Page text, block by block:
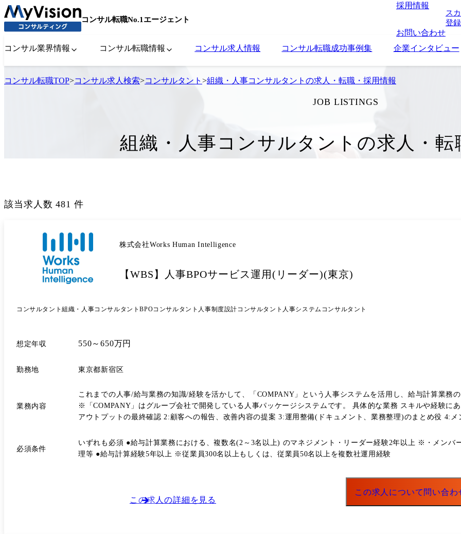
コンサル転職No.1エージェント
採用情報
お問い合わせ
ス
登
コンサル業界情報 コンサル転職情報 コンサル求人情報 コンサル転職成功事例集 企業インタビュー
コンサル転職TOP>コンサル求人検索>コンサルタント >組織・人事コンサルタントの求人・転職・採用情報
JOB LISTINGS
組織・人事コンサルタントの求人・転
該当求人数 481 件
株式会社Works Human Intelligence
【WBS】人事BPOサービス運用(リーダー)(東京)
コンサルタント組織・人事コンサルタントBPOコンサルタント 人事制度設計コンサルタント 人事システムコンサルタント
想定年収 550～650万円
勤務地 東京都新宿区
業務内容
これまでの人事/給与業務の知識/経験を活かして、「COMPANY」という人事システムを活用し、給与計算業務
※「COMPANY」はグループ会社で開発している人事パッケージシステムです。 具体的な業務 スキルや経験にあわせて、以下のような業務をお任せします。 1:給与計算結果等
アウトプットの最終確認 2:顧客への報告、改善内容の提案 3:運用整備(ドキュメント、業務整理)のまとめ役 4:メンバーとの1on1や育成 5:チーム工数の適正管理(業務調整) ※基
ます。 ●その後はリーダーとして案件にアサインし、OJT形式で仕事を覚えていただきます。 ●ゆくゆくは、チ
ただきます。 ●ご志向に応じて運用￫導入コンサルタント側へ異動することも可能です。 働き方 ●残業時間は月35時間程度(担当プロジェクトにより繁閑期は異なります) ●在宅
当月給与計算対応で繁忙となります。 ●閑散期 2月、8月(年次業務が少ないため) ●職種について 変更の範囲:入社後は本職種に従事いただきます。 その後、ご本人の適性等に
必須条件
いずれも必須 ●給与計算業務における、複数名(2～3名以上) のマネジメント・リーダー経験2年以上 ※・メンバーの負荷管理・モチ
理等 ●給与計算経験5年以上 ※従業員300名以上もしくは、従業員50名以上を複数社運用経験
この求人の詳細を見る
この求人について問い合わ